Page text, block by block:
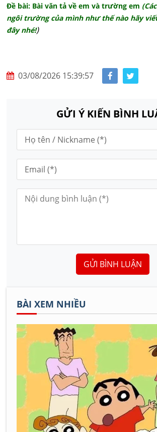
Đề bài: Bài văn tả về em và trường em
ngôi trường của mình như thế nào hãy
đây nhé!)
03/08/2026 15:39:57
GỬI Ý KIẾN BÌNH
GỬI BÌNH LUẬN
BÀI XEM NHIỀU